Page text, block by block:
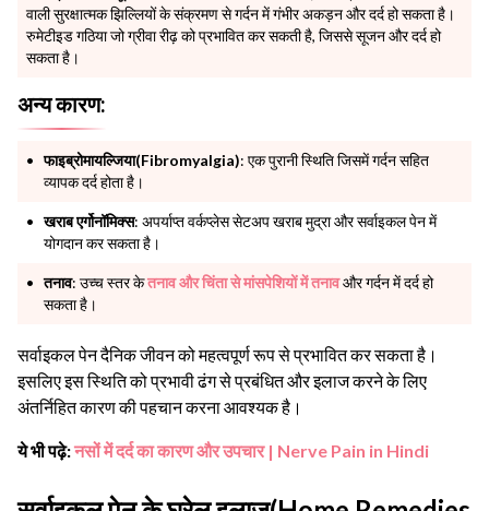
वाली सुरक्षात्मक झिल्लियों के संक्रमण से गर्दन में गंभीर अकड़न और दर्द हो सकता है।
रुमेटीइड गठिया जो ग्रीवा रीढ़ को प्रभावित कर सकती है, जिससे सूजन और दर्द हो
सकता है।
अन्य कारण:
फाइब्रोमायल्जिया(Fibromyalgia): एक पुरानी स्थिति जिसमें गर्दन सहित
व्यापक दर्द होता है।
खराब एर्गोनॉमिक्स: अपर्याप्त वर्कप्लेस सेटअप खराब मुद्रा और सर्वाइकल पेन में
योगदान कर सकता है।
तनाव: उच्च स्तर केतनाव और चिंता से मांसपेशियों में तनावऔर गर्दन में दर्द हो
सकता है।
सर्वाइकल पेन दैनिक जीवन को महत्वपूर्ण रूप से प्रभावित कर सकता है।
इसलिए इस स्थिति को प्रभावी ढंग से प्रबंधित और इलाज करने के लिए
अंतर्निहित कारण की पहचान करना आवश्यक है।
ये भी पढ़े:नसों में दर्द का कारण और उपचार | Nerve Pain in Hindi